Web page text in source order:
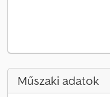
Műszaki adatok